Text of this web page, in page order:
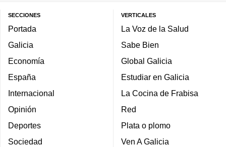
SECCIONES
Portada
Galicia
Economía
España
Internacional
Opinión
Deportes
Sociedad
VERTICALES
La Voz de la Salud
Sabe Bien
Global Galicia
Estudiar en Galicia
La Cocina de Frabisa
Red
Plata o plomo
Ven A Galicia